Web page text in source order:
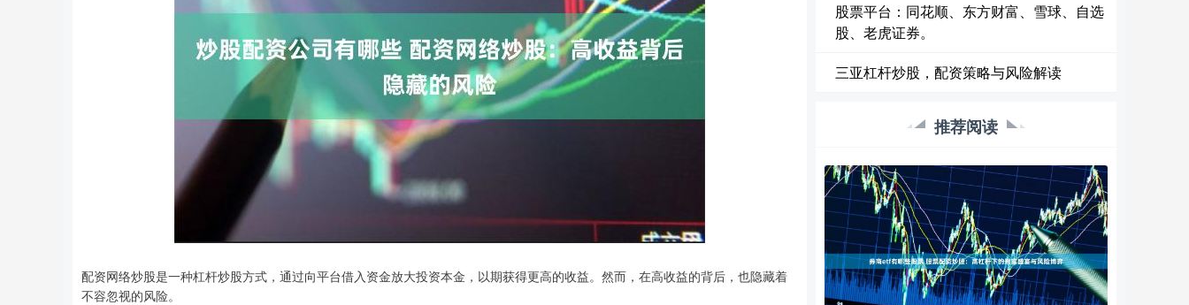
配资网络炒股是一种杠杆炒股方式，通过向平台借入资金放大投资本金，以期获得更高的收益。然而，在高收益的背后，也隐藏着
不容忽视的风险。
股票平台：同花顺、东方财富、雪球、自选
股、老虎证券。
三亚杠杆炒股，配资策略与风险解读
推荐阅读